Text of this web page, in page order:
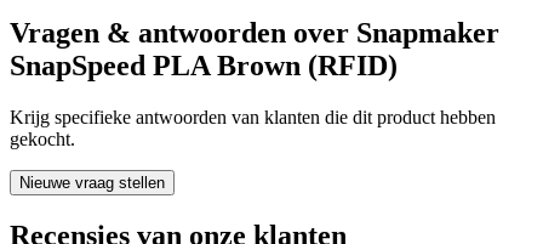
Vragen & antwoorden over Snapmaker
SnapSpeed PLA Brown (RFID)
Krijg specifieke antwoorden van klanten die dit product hebben
gekocht.
Nieuwe vraag stellen
Recensies van onze klanten